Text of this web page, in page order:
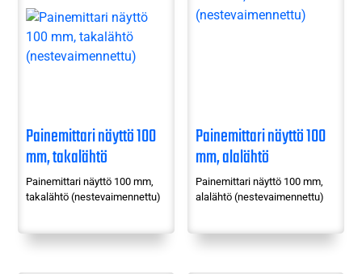
Painemittari näyttö 100
mm, takalähtö
(nestevaimennettu)
Painemittari näyttö 100 mm,
takalähtö (nestevaimennettu)
Painemittari näyttö 100
mm, alalähtö
(nestevaimennettu)
Painemittari näyttö 100 mm,
alalähtö (nestevaimennettu)